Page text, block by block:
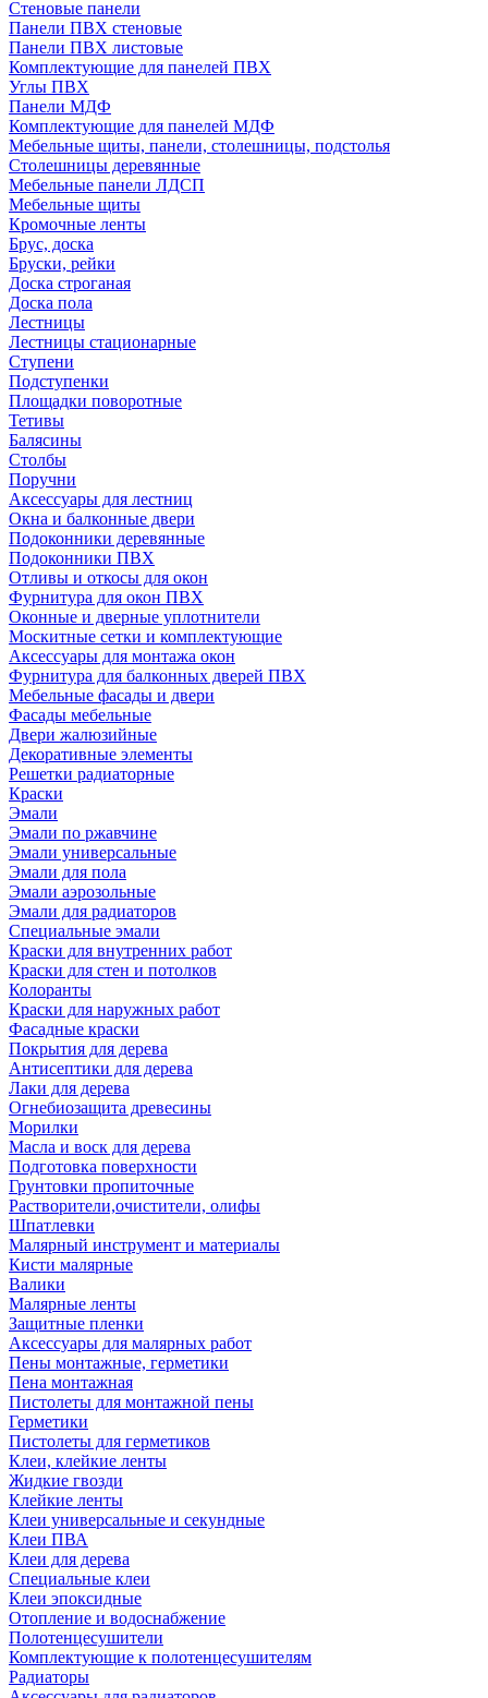
Стеновые панели
Панели ПВХ стеновые
Панели ПВХ листовые
Комплектующие для панелей ПВХ
Углы ПВХ
Панели МДФ
Комплектующие для панелей МДФ
Мебельные щиты, панели, столешницы, подстолья
Столешницы деревянные
Мебельные панели ЛДСП
Мебельные щиты
Кромочные ленты
Брус, доска
Бруски, рейки
Доска строганая
Доска пола
Лестницы
Лестницы стационарные
Ступени
Подступенки
Площадки поворотные
Тетивы
Балясины
Столбы
Поручни
Аксессуары для лестниц
Окна и балконные двери
Подоконники деревянные
Подоконники ПВХ
Отливы и откосы для окон
Фурнитура для окон ПВХ
Оконные и дверные уплотнители
Москитные сетки и комплектующие
Аксессуары для монтажа окон
Фурнитура для балконных дверей ПВХ
Мебельные фасады и двери
Фасады мебельные
Двери жалюзийные
Декоративные элементы
Решетки радиаторные
Краски
Эмали
Эмали по ржавчине
Эмали универсальные
Эмали для пола
Эмали аэрозольные
Эмали для радиаторов
Специальные эмали
Краски для внутренних работ
Краски для стен и потолков
Колоранты
Краски для наружных работ
Фасадные краски
Покрытия для дерева
Антисептики для дерева
Лаки для дерева
Огнебиозащита древесины
Морилки
Масла и воск для дерева
Подготовка поверхности
Грунтовки пропиточные
Растворители,очистители, олифы
Шпатлевки
Малярный инструмент и материалы
Кисти малярные
Валики
Малярные ленты
Защитные пленки
Аксессуары для малярных работ
Пены монтажные, герметики
Пена монтажная
Пистолеты для монтажной пены
Герметики
Пистолеты для герметиков
Клеи, клейкие ленты
Жидкие гвозди
Клейкие ленты
Клеи универсальные и секундные
Клеи ПВА
Клеи для дерева
Специальные клеи
Клеи эпоксидные
Отопление и водоснабжение
Полотенцесушители
Комплектующие к полотенцесушителям
Радиаторы